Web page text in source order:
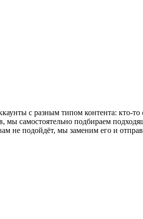
с разным типом контента: кто-то
мы самостоятельно подбираем
не подойдёт, мы заменим его и